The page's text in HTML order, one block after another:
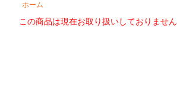
ホーム
この商品は現在お取り扱いしておりません